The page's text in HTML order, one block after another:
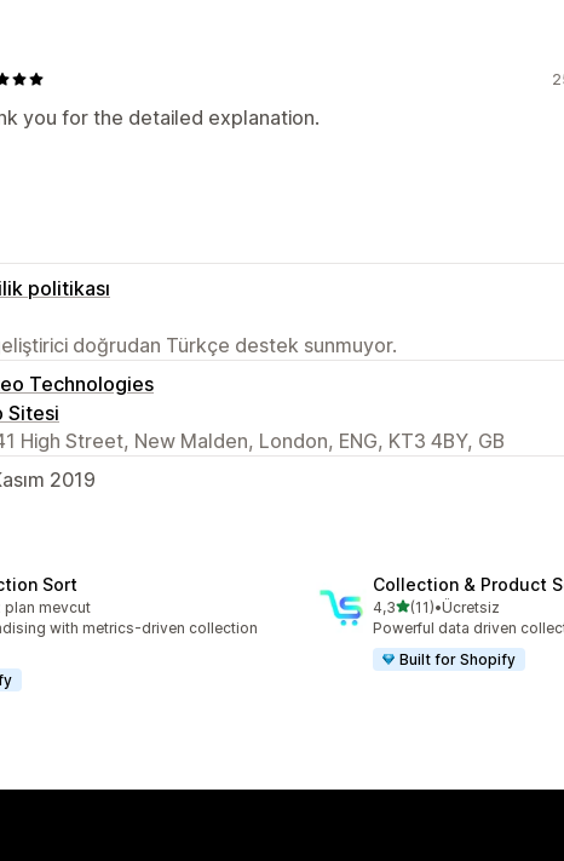
you for the detailed explanation.
politikası
doğrudan Türkçe destek sunmuyor.
Technologies
Sitesi
High Street, New Malden, London, ENG, KT3 4BY, GB
2019
Sort
plan mevcut
with metrics-driven collection
Collection & Product
4,35 yıldız üzerinden
(11)
toplam 11 değerlendirme
•Ücretsiz
Powerful data driven
Built for Shopify